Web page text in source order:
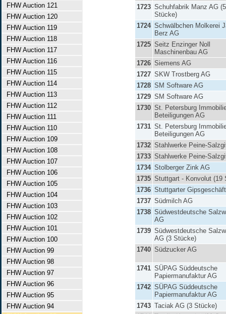
FHW Auction 121
FHW Auction 120
FHW Auction 119
FHW Auction 118
FHW Auction 117
FHW Auction 116
FHW Auction 115
FHW Auction 114
FHW Auction 113
FHW Auction 112
FHW Auction 111
FHW Auction 110
FHW Auction 109
FHW Auction 108
FHW Auction 107
FHW Auction 106
FHW Auction 105
FHW Auction 104
FHW Auction 103
FHW Auction 102
FHW Auction 101
FHW Auction 100
FHW Auction 99
FHW Auction 98
FHW Auction 97
FHW Auction 96
FHW Auction 95
FHW Auction 94
1723 Schuhfabrik Manz AG (5
Stücke)
1724 Schwälbchen Molkerei
Berz AG
1725 Seitz Enzinger Noll
Maschinenbau AG
1726 Siemens AG
1727 SKW Trostberg AG
1728 SM Software AG
1729 SM Software AG
1730 St. Petersburg
Beteiligungen AG
1731 St. Petersburg
Beteiligungen AG
1732 Stahlwerke Peine-
1733 Stahlwerke Peine-
1734 Stolberger Zink AG
1735 Stuttgart - Konvolut (19
1736 Stuttgarter Gipsgeschäft
1737 Südmilch AG
1738 Südwestdeutsche
AG
1739 Südwestdeutsche
AG (3 Stücke)
1740 Südzucker AG
1741 SÜPAG Süddeutsche
Papiermanufaktur AG
1742 SÜPAG Süddeutsche
Papiermanufaktur AG
1743 Taciak AG (3 Stücke)